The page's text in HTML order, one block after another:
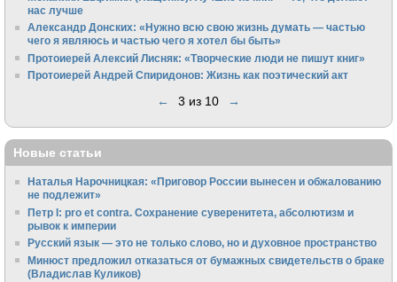
нас лучше
Александр Донских: «Нужно всю свою жизнь думать — частью
чего я являюсь и частью чего я хотел бы быть»
Протоиерей Алексий Лисняк: «Творческие люди не пишут книг»
Протоиерей Андрей Спиридонов: Жизнь как поэтический акт
← 3 из 10 →
Новые статьи
Наталья Нарочницкая: «Приговор России вынесен и обжалованию
не подлежит»
Петр I: pro et contra. Сохранение суверенитета, абсолютизм и
рывок к империи
Русский язык — это не только слово, но и духовное пространство
Минюст предложил отказаться от бумажных свидетельств о браке
(Владислав Куликов)